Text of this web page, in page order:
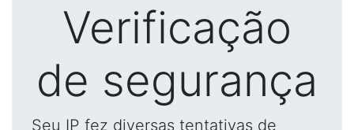
Verificação
de segurança
Seu IP fez diversas tentativas de